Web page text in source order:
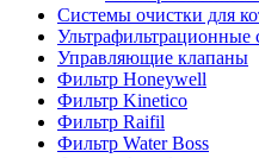
Системы очистки для
Ультрафильтрационные
Управляющие клапаны
Фильтр Honeywell
Фильтр Kinetico
Фильтр Raifil
Фильтр Water Boss